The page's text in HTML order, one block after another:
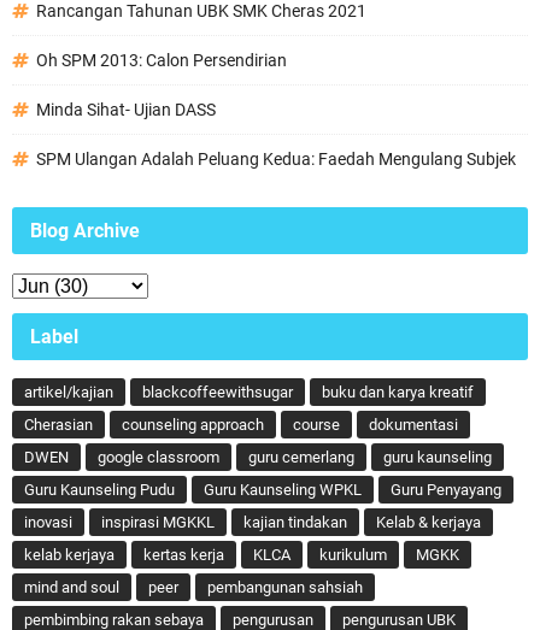
Rancangan Tahunan UBK SMK Cheras 2021
Oh SPM 2013: Calon Persendirian
Minda Sihat- Ujian DASS
SPM Ulangan Adalah Peluang Kedua: Faedah Mengulang Subjek
Blog Archive
Label
artikel/kajian blackcoffeewithsugar
buku dan karya kreatif
Cherasian
counseling approach course
dokumentasi
DWEN
google classroom guru cemerlang
guru kaunseling
Guru Kaunseling Pudu
Guru Kaunseling WPKL
Guru Penyayang
inovasi
inspirasi MGKKL kajian tindakan
Kelab & kerjaya
kelab kerjaya
kertas kerja KLCA kurikulum
MGKK
mind and soul
peer
pembangunan sahsiah
pembimbing rakan sebaya
pengurusan
pengurusan UBK